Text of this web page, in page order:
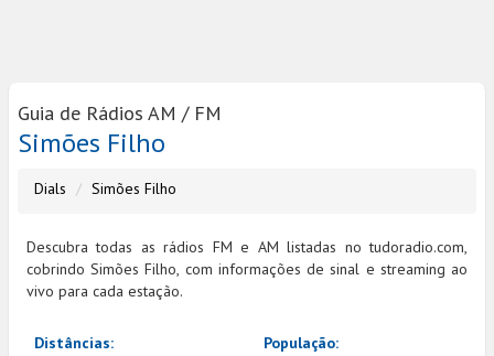
Guia de Rádios AM / FM
Simões Filho
Dials Simões Filho
Descubra todas as rádios FM e AM listadas no tudoradio.com,
cobrindo Simões Filho, com informações de sinal e streaming ao
vivo para cada estação.
Distâncias:
População: